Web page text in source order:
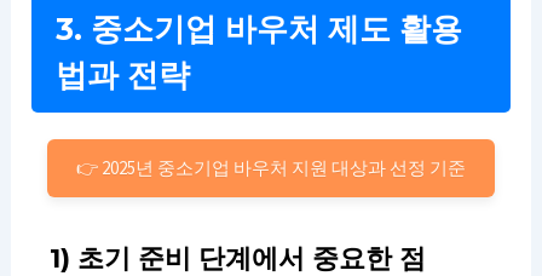
3. 중소기업 바우처 제도 활용
법과 전략
👉 2025년 중소기업 바우처 지원 대상과 선정 기준
1) 초기 준비 단계에서 중요한 점